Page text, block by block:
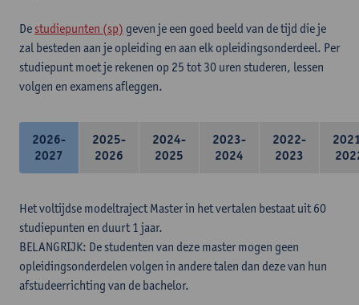
De studiepunten (sp) geven je een goed beeld van de tijd die je
zal besteden aan je opleiding en aan elk opleidingsonderdeel. Per
studiepunt moet je rekenen op 25 tot 30 uren studeren, lessen
volgen en examens afleggen.
2026-
2027
2025-
2026
2024-
2025
2023-
2024
2022-
2023
Het voltijdse modeltraject Master in het vertalen bestaat uit 60
studiepunten en duurt 1 jaar.
BELANGRIJK: De studenten van deze master mogen geen
opleidingsonderdelen volgen in andere talen dan deze van hun
afstudeerrichting van de bachelor.